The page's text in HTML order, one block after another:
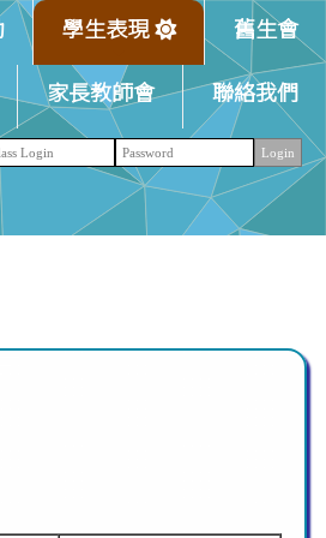
學生表現 舊生會
家長教師會 聯絡我們